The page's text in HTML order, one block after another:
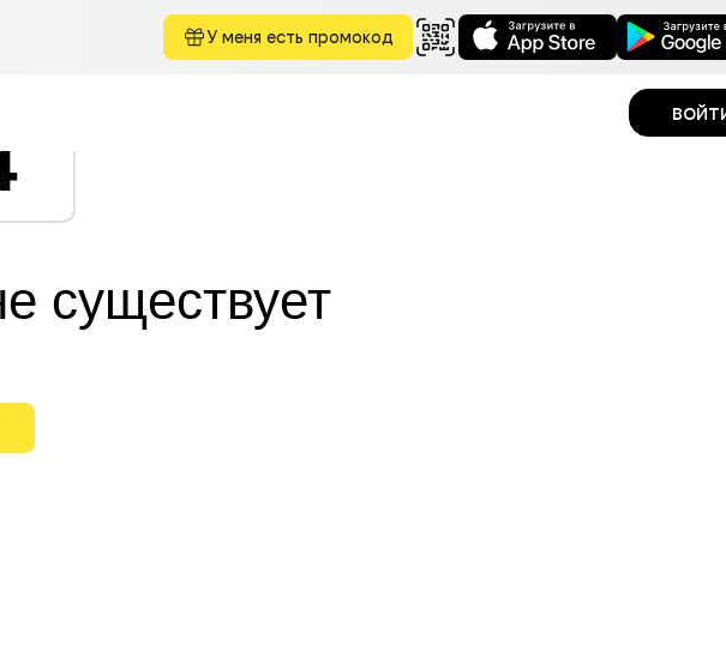
У меня есть промокод
существует